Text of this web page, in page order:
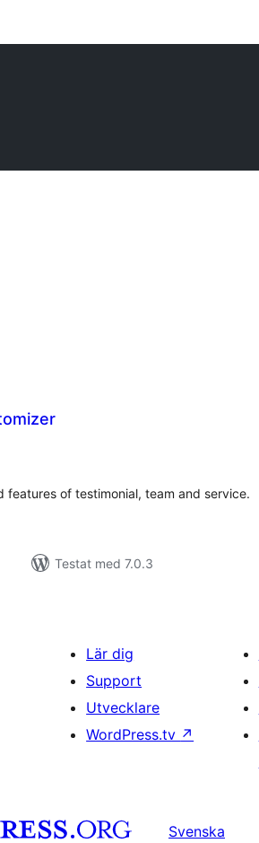
features of testimonial, team and service.
Testat med 7.0.3
Lär dig
Support
Utvecklare
WordPress.tv ↗
Svenska